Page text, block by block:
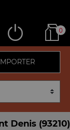
0
Denis (93210)